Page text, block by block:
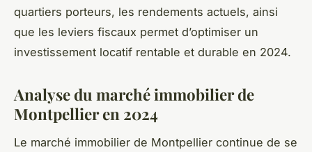
quartiers porteurs, les rendements actuels, ainsi
que les leviers fiscaux permet d’optimiser un
investissement locatif rentable et durable en 2024.
Analyse du marché immobilier de
Montpellier en 2024
Le marché immobilier de Montpellier continue de se